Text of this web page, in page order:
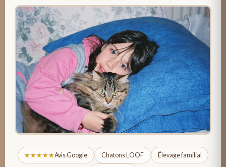
★★★★★Avis Google Chatons LOOF Élevage familial